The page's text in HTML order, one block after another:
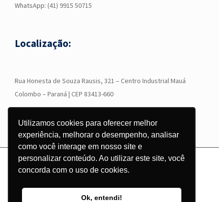
Utilizamos cookies para oferecer melhor
experiência, melhorar o desempenho, analisar
como você interage em nosso site e
personalizar conteúdo. Ao utilizar este site, você
concorda com o uso de cookies.
Ok, entendi!
WhatsApp: (41) 9915 50715
Localização:
Rua Honesta de Souza Rausis, 321 – Centro Industrial Mauá
Colombo – Paraná | CEP 83413-660
© Copyright
2026 - Grupo Corgraf - Todos os direitos reservados |
InstagramFacebookLinkedIn